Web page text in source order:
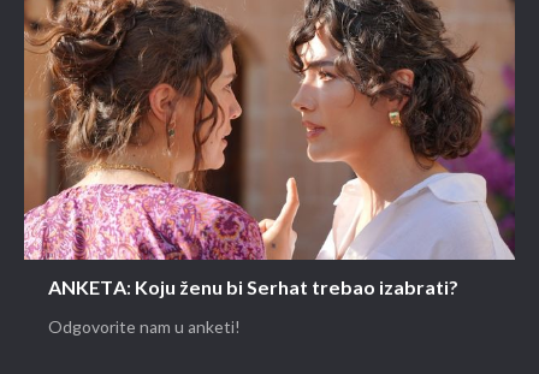
ANKETA: Koju ženu bi Serhat trebao izabrati?
Odgovorite nam u anketi!